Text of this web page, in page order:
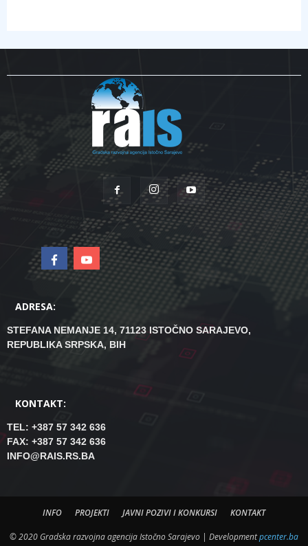
ADRESA:
STEFANA NEMANJE 14, 71123 ISTOČNO SARAJEVO,
REPUBLIKA SRPSKA, BIH
KONTAKT:
TEL: +387 57 342 636
FAX: +387 57 342 636
INFO@RAIS.RS.BA
INFO PROJEKTI JAVNI POZIVI I KONKURSI KONTAKT
© 2020 Gradska razvojna agencija Istočno Sarajevo | Developmentpcenter.ba